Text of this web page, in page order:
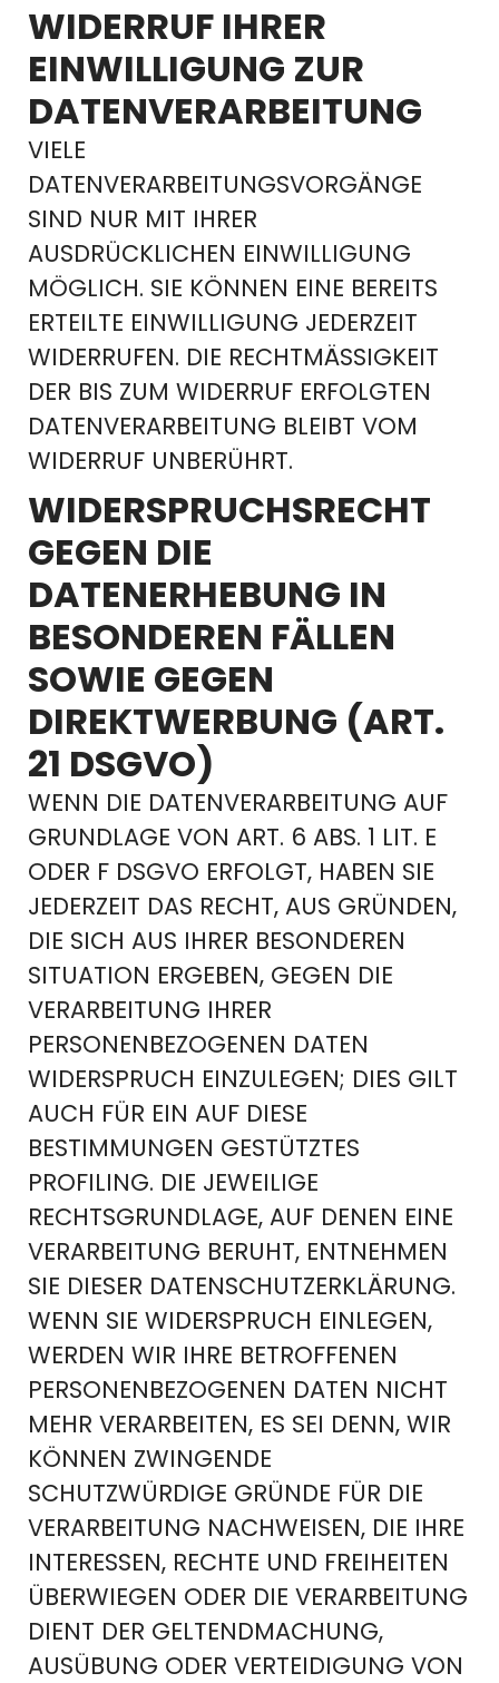
WIDERRUF IHRER
EINWILLIGUNG ZUR
DATENVERARBEITUNG
VIELE
DATENVERARBEITUNGSVORGÄNGE
SIND NUR MIT IHRER
AUSDRÜCKLICHEN EINWILLIGUNG
MÖGLICH. SIE KÖNNEN EINE BEREITS
ERTEILTE EINWILLIGUNG JEDERZEIT
WIDERRUFEN. DIE RECHTMÄSSIGKEIT D
ER BIS ZUM WIDERRUF ERFOLGTEN D
ATENVERARBEITUNG BLEIBT VOM W
IDERRUF UNBERÜHRT.
WIDERSPRUCHSRECHT
GEGEN DIE
DATENERHEBUNG IN
BESONDEREN FÄLLEN
SOWIE GEGEN
DIREKTWERBUNG (ART.
21 DSGVO)
WENN DIE DATENVERARBEITUNG AUF
GRUNDLAGE VON ART. 6 ABS. 1 LIT. E
ODER F DSGVO ERFOLGT, HABEN SIE
JEDERZEIT DAS RECHT, AUS GRÜNDEN,
DIE SICH AUS IHRER BESONDEREN
SITUATION ERGEBEN, GEGEN DIE
VERARBEITUNG IHRER
PERSONENBEZOGENEN DATEN
WIDERSPRUCH EINZULEGEN; DIES GILT
AUCH FÜR EIN AUF DIESE
BESTIMMUNGEN GESTÜTZTES
PROFILING. DIE JEWEILIGE
RECHTSGRUNDLAGE, AUF DENEN EINE
VERARBEITUNG BERUHT, ENTNEHMEN
SIE DIESER DATENSCHUTZERKLÄRUNG.
WENN SIE WIDERSPRUCH EINLEGEN,
WERDEN WIR IHRE BETROFFENEN
PERSONENBEZOGENEN DATEN NICHT
MEHR VERARBEITEN, ES SEI DENN, WIR
KÖNNEN ZWINGENDE
SCHUTZWÜRDIGE GRÜNDE FÜR DIE
VERARBEITUNG NACHWEISEN, DIE IHRE
INTERESSEN, RECHTE UND FREIHEITEN
ÜBERWIEGEN ODER DIE VERARBEITUNG
DIENT DER GELTENDMACHUNG,
AUSÜBUNG ODER VERTEIDIGUNG VON